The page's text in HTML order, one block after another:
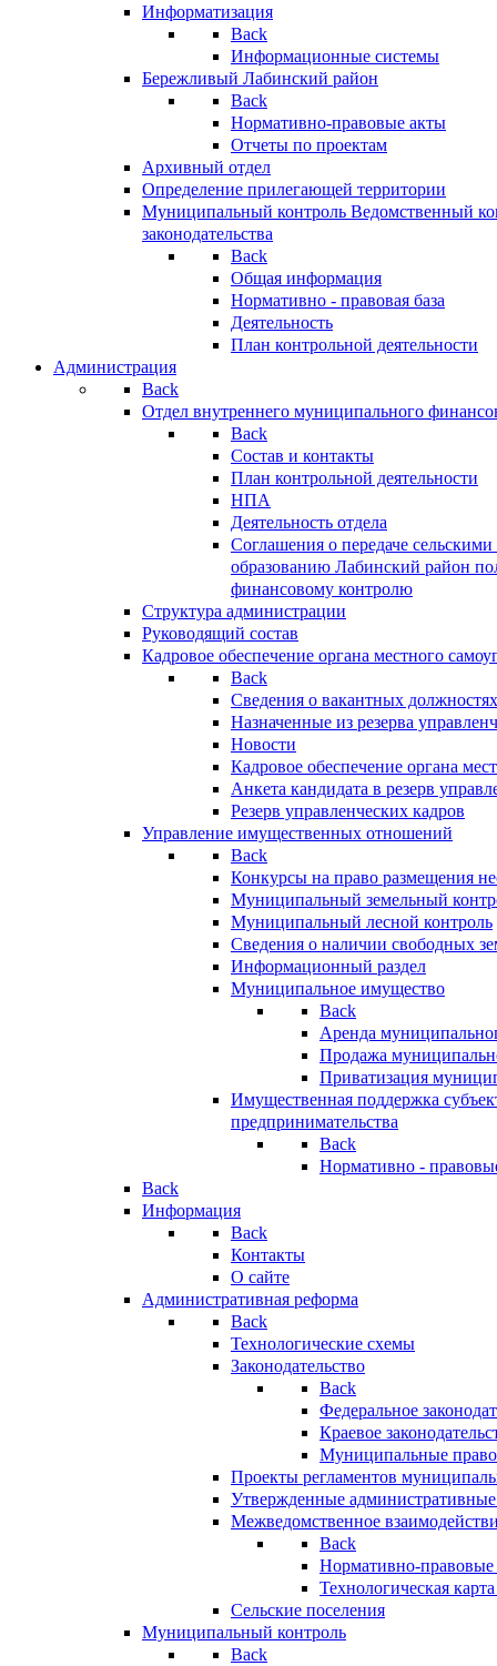
Информатизация
Back
Информационные системы
Бережливый Лабинский район
Back
Нормативно-правовые акты
Отчеты по проектам
Архивный отдел
Определение прилегающей территории
Муниципальный контроль Ведомственный
законодательства
Back
Общая информация
Нормативно - правовая база
Деятельность
План контрольной деятельности
Администрация
Back
Отдел внутреннего муниципального
Back
Состав и контакты
План контрольной деятельности
НПА
Деятельность отдела
Соглашения о передаче
образованию Лабинский район
финансовому контролю
Структура администрации
Руководящий состав
Кадровое обеспечение органа местного
Back
Сведения о вакантных
Назначенные из резерва
Новости
Кадровое обеспечение органа
Анкета кандидата в резерв
Резерв управленческих кадров
Управление имущественных отношений
Back
Конкурсы на право размещения
Муниципальный земельный
Муниципальный лесной контроль
Сведения о наличии свободных
Информационный раздел
Муниципальное имущество
Back
Аренда
Продажа
Приватизация
Имущественная поддержка
предпринимательства
Back
Нормативно -
Back
Информация
Back
Контакты
О сайте
Административная реформа
Back
Технологические схемы
Законодательство
Back
Федеральное
Краевое
Муниципальные
Проекты регламентов
Утвержденные
Межведомственное
Back
Нормативно-правовые
Технологическая
Сельские поселения
Муниципальный контроль
Back